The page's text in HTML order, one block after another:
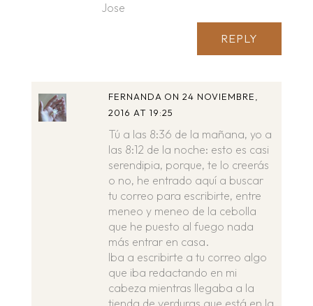
Jose
REPLY
FERNANDA ON 24 NOVIEMBRE,
2016 AT 19:25
Tú a las 8:36 de la mañana, yo a
las 8:12 de la noche: esto es casi
serendipia, porque, te lo creerás
o no, he entrado aquí a buscar
tu correo para escribirte, entre
meneo y meneo de la cebolla
que he puesto al fuego nada
más entrar en casa.
Iba a escribirte a tu correo algo
que iba redactando en mi
cabeza mientras llegaba a la